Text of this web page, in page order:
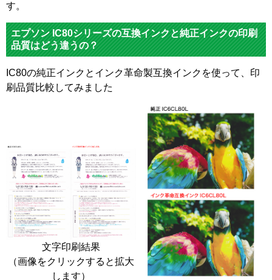
す。
エプソン IC80シリーズの互換インクと純正インクの印刷
品質はどう違うの？
IC80の純正インクとインク革命製互換インクを使って、印
刷品質比較してみました
文字印刷結果
（画像をクリックすると拡大
します）